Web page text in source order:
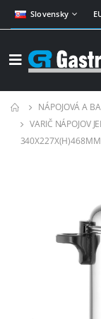
Slovensky
NÁPOJOVÁ A
VARIČ NÁPOJOV